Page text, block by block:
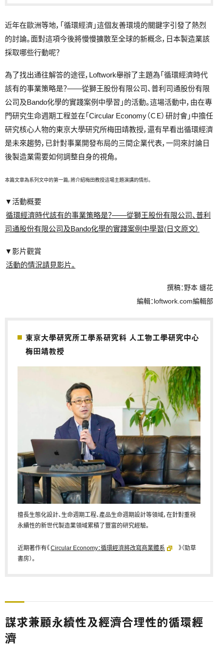
近年在歐洲等地，「循環經濟」這個友善環境的關鍵字引發了熱烈
的討論。面對這項今後將慢慢擴散至全球的新概念，日本製造業該
採取哪些行動呢？
為了找出通往解答的途徑，Loftwork舉辦了主題為「 循環經濟時代
該有的事業策略是？——從獅王股份有限公司、普利司通股份有限
公司及Bando化學的實踐案例中學習 」的活動。這場活動中，由在專
門研究生命週期工程並在「Circular Economy（ＣＥ）研討會」中擔任
研究核心人物的東京大學研究所梅田靖教授，還有早看出循環經濟
是未來趨勢，已針對事業開發布局的三間企業代表，一同來討論日
後製造業需要如何調整自身的視角。
本篇文章為系列文中的第一篇，將介紹梅田教授這場主題演講的情形。
▼活動概要
循環經濟時代該有的事業策略是？——從獅王股份有限公司、普利
司通股份有限公司及Bando化學的實踐案例中學習(日文原文）
▼影片觀賞
活動的情況請見影片。
撰稿：野本 纏花
編輯：loftwork.com編輯部
東京大學研究所工學系研究科 人工物工學研究中心
梅田靖教授
擅長生態化設計、生命週期工程、產品生命週期設計等領域，在針對重視
永續性的新世代製造業領域累積了豐富的研究經驗。
近期著作有《Circular Economy：循環經濟將改寫商業體系
》（勁草
書房）。
謀求兼顧永續性及經濟合理性的循環經
濟